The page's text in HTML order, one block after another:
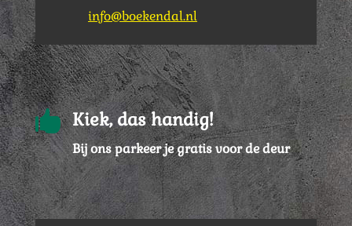
info@boekendal.nl
 Kiek, das handig!
Bij ons parkeer je gratis voor de deur